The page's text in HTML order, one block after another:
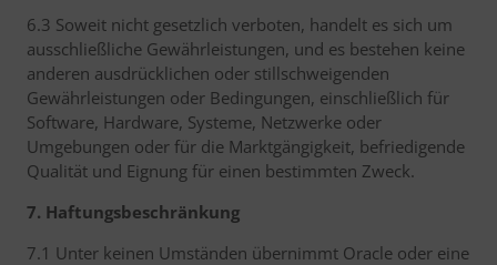
6.3 Soweit nicht gesetzlich verboten, handelt es sich um
ausschließliche Gewährleistungen, und es bestehen keine
anderen ausdrücklichen oder stillschweigenden
Gewährleistungen oder Bedingungen, einschließlich für
Software, Hardware, Systeme, Netzwerke oder
Umgebungen oder für die Marktgängigkeit, befriedigende
Qualität und Eignung für einen bestimmten Zweck.
7. Haftungsbeschränkung
7.1 Unter keinen Umständen übernimmt Oracle oder eine